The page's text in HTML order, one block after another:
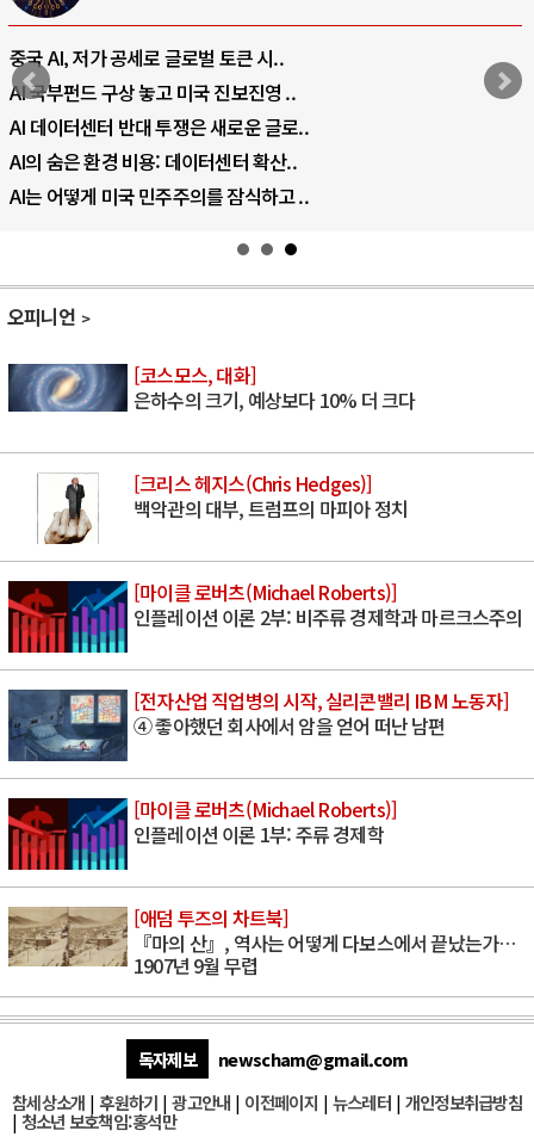
중국 AI, 저가 공세로 글로벌 토큰 시..
AI 국부펀드 구상 놓고 미국 진보진영 ..
AI 데이터센터 반대 투쟁은 새로운 글로..
AI의 숨은 환경 비용: 데이터센터 확산..
AI는 어떻게 미국 민주주의를 잠식하고 ..
오피니언
[코스모스, 대화]
은하수의 크기, 예상보다 10% 더 크다
[크리스 헤지스(Chris Hedges)]
백악관의 대부, 트럼프의 마피아 정치
[마이클 로버츠(Michael Roberts)]
인플레이션 이론 2부: 비주류 경제학과 마르크스주의
[전자산업 직업병의 시작, 실리콘밸리 IBM 노동자]
④ 좋아했던 회사에서 암을 얻어 떠난 남편
[마이클 로버츠(Michael Roberts)]
인플레이션 이론 1부: 주류 경제학
[애덤 투즈의 차트북]
『마의 산』, 역사는 어떻게 다보스에서 끝났는가…
1907년 9월 무렵
독자제보
newscham@gmail.com
참세상소개 | 후원하기 |광고안내 | 이전페이지 | 뉴스레터| 개인정보취급방침
| 청소년 보호책임:홍석만